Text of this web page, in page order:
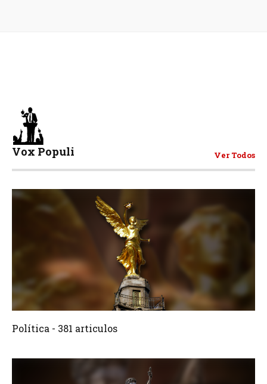
Vox Populi Ver Todos
381 Articulos
Política - 381 articulos